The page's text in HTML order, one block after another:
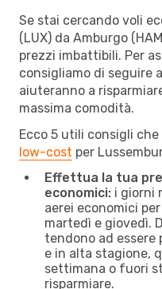
Se stai cercando voli
(LUX) da Amburgo
prezzi imbattibili. Per
consigliamo di seguire
aiuteranno a
massima comodità.
Ecco 5 utili consigli
low-cost per
Effettua la tua
economici: i giorni
aerei economici
martedì e giovedì.
tendono ad essere
e in alta stagione,
settimana o fuori
risparmiare.